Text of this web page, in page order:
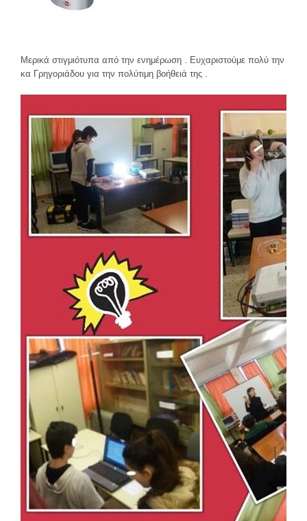
Μερικά στιγμιότυπα από την ενημέρωση . Ευχαριστούμε πολύ την
κα Γρηγοριάδου για την πολύτιμη βοήθειά της .